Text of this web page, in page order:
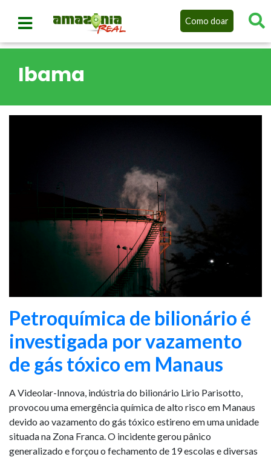
Como doar
Ibama
Petroquímica de bilionário é
investigada por vazamento
de gás tóxico em Manaus
A Videolar-Innova, indústria do bilionário Lirio Parisotto,
provocou uma emergência química de alto risco em Manaus
devido ao vazamento do gás tóxico estireno em uma unidade
situada na Zona Franca. O incidente gerou pânico
generalizado e forçou o fechamento de 19 escolas e diversas